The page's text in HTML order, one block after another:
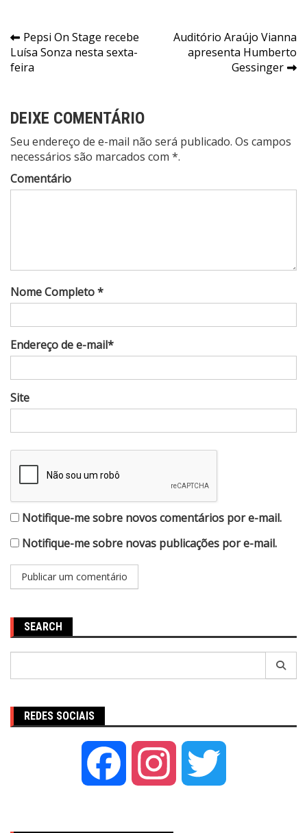
Navegação
de
Pepsi On Stage recebe
Luísa Sonza nesta sexta-
feira
Auditório Araújo Vianna
apresenta Humberto
Gessinger
DEIXE COMENTÁRIO
Seu endereço de e-mail não será publicado. Os campos
necessários são marcados com *.
Comentário
Nome Completo *
Endereço de e-mail*
Site
Notifique-me sobre novos comentários por e-mail.
Notifique-me sobre novas publicações por e-mail.
SEARCH
REDES SOCIAIS
Facebook Instagram